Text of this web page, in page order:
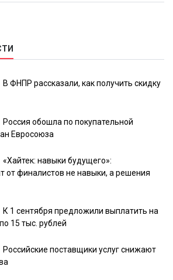
В ФНПР рассказали, как получить скидку
Россия обошла по покупательной
Евросоюза
«Хайтек: навыки будущего»:
от финалистов не навыки, а решения
К 1 сентября предложили выплатить на
15 тыс. рублей
Российские поставщики услуг снижают